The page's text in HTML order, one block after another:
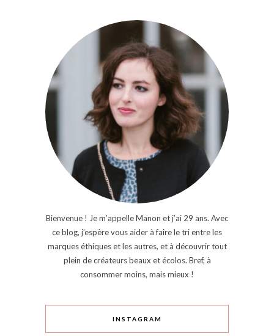
Bienvenue ! Je m’appelle Manon et j’ai 29 ans. Avec
ce blog, j’espère vous aider à faire le tri entre les
marques éthiques et les autres, et à découvrir tout
plein de créateurs beaux et écolos. Bref, à
consommer moins, mais mieux !
INSTAGRAM